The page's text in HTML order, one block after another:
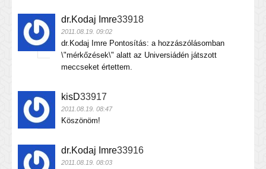
dr.Kodaj Imre33918
2011.08.19. 09:02
dr.Kodaj Imre Pontosítás: a hozzászólásomban
\"mérkőzések\" alatt az Universiádén játszott
meccseket értettem.
kisD33917
2011.08.19. 08:47
Köszönöm!
dr.Kodaj Imre33916
2011.08.19. 08:03